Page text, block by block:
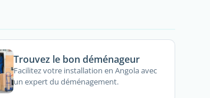
Trouvez le bon déménageur
Facilitez votre installation en Angola avec
un expert du déménagement.